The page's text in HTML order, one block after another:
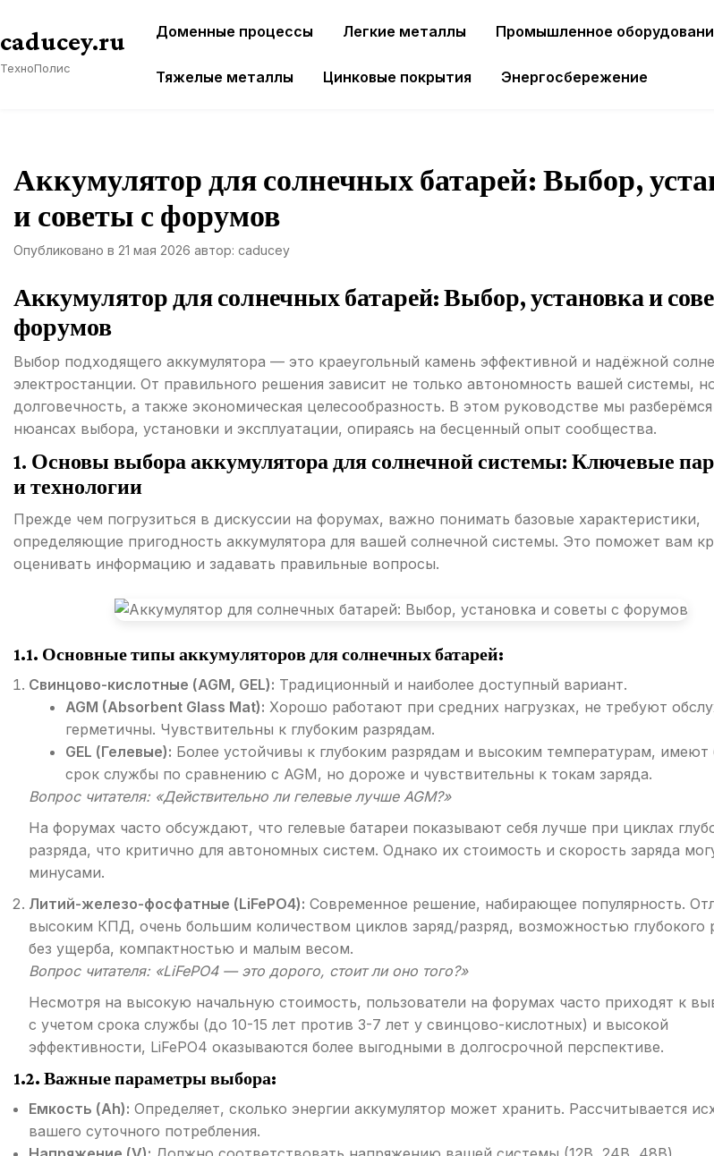
содержимому
caducey.ru
ТехноПолис
Доменные процессы Легкие металлы Промышленное
Тяжелые металлы Цинковые покрытия Энергосбережение
Аккумулятор для солнечных батарей: Выбор,
и советы с форумов
Опубликовано в 21 мая 2026 автор: caducey
Аккумулятор для солнечных батарей: Выбор, установка и
форумов
Выбор подходящего аккумулятора — это краеугольный камень эффективной и надёжной
электростанции. От правильного решения зависит не только автономность вашей системы,
долговечность, а также экономическая целесообразность. В этом руководстве мы
нюансах выбора, установки и эксплуатации, опираясь на бесценный опыт сообщества.
1. Основы выбора аккумулятора для солнечной системы: Ключевые
и технологии
Прежде чем погрузиться в дискуссии на форумах, важно понимать базовые характеристики,
определяющие пригодность аккумулятора для вашей солнечной системы. Это поможет вам
оценивать информацию и задавать правильные вопросы.
1.1. Основные типы аккумуляторов для солнечных батарей:
Свинцово-кислотные (AGM, GEL): Традиционный и наиболее доступный вариант.
AGM (Absorbent Glass Mat): Хорошо работают при средних нагрузках, не требуют
герметичны. Чувствительны к глубоким разрядам.
GEL (Гелевые): Более устойчивы к глубоким разрядам и высоким температурам,
срок службы по сравнению с AGM, но дороже и чувствительны к токам заряда.
Вопрос читателя: «Действительно ли гелевые лучше AGM?»
На форумах часто обсуждают, что гелевые батареи показывают себя лучше при циклах
разряда, что критично для автономных систем. Однако их стоимость и скорость заряда
минусами.
Литий-железо-фосфатные (LiFePO4): Современное решение, набирающее популярность.
высоким КПД, очень большим количеством циклов заряд/разряд, возможностью глубокого
без ущерба, компактностью и малым весом.
Вопрос читателя: «LiFePO4 — это дорого, стоит ли оно того?»
Несмотря на высокую начальную стоимость, пользователи на форумах часто приходят к
с учетом срока службы (до 10-15 лет против 3-7 лет у свинцово-кислотных) и высокой
эффективности, LiFePO4 оказываются более выгодными в долгосрочной перспективе.
1.2. Важные параметры выбора:
Емкость (Ah): Определяет, сколько энергии аккумулятор может хранить. Рассчитывается
вашего суточного потребления.